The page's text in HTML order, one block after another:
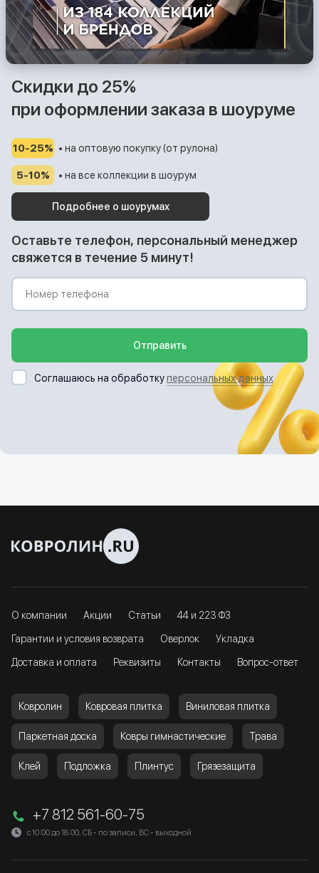
Скидки до 25%
при оформлении заказа в шоуруме
10-25% • на оптовую покупку (от рулона)
5-10% • на все коллекции в шоурум
Подробнее о шоурумах
Оставьте телефон, персональный менеджер
свяжется в течение 5 минут!
Отправить
Соглашаюсь на обработкуперсональных данных
О компании Акции Статьи 44 и 223 ФЗ
Гарантии и условия возврата Оверлок Укладка
Доставка и оплата Реквизиты Контакты Вопрос-ответ
Ковролин Ковровая плитка Виниловая плитка
Паркетная доска Ковры гимнастические Трава
Клей Подложка Плинтус Грязезащита
+7 812 561-60-75
с 10:00 до 18:00, СБ - по записи, ВС - выходной